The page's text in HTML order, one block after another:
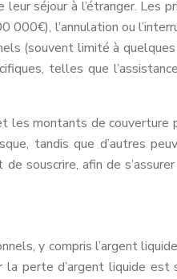
séjour à l’étranger.
l’annulation ou
(souvent limité à
telles que
montants de couverture
tandis que d’autres
afin de
y compris l’argent
perte d’argent liquide est